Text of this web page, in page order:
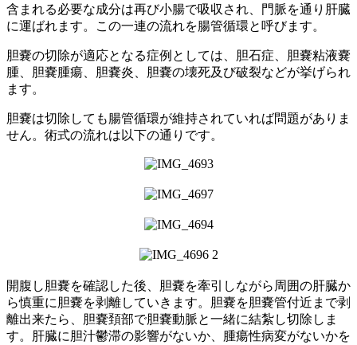
含まれる必要な成分は再び小腸で吸収され、門脈を通り肝臓
に運ばれます。この一連の流れを腸管循環と呼びます。
胆嚢の切除が適応となる症例としては、胆石症、胆嚢粘液嚢
腫、胆嚢腫瘍、胆嚢炎、胆嚢の壊死及び破裂などが挙げられ
ます。
胆嚢は切除しても腸管循環が維持されていれば問題がありま
せん。術式の流れは以下の通りです。
開腹し胆嚢を確認した後、胆嚢を牽引しながら周囲の肝臓か
ら慎重に胆嚢を剥離していきます。胆嚢を胆嚢管付近まで剥
離出来たら、胆嚢頚部で胆嚢動脈と一緒に結紮し切除しま
す。肝臓に胆汁鬱滞の影響がないか、腫瘍性病変がないかを